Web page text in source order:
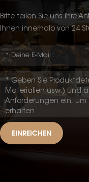
Bitte teilen Sie uns Ihre
Ihnen innerhalb von 24